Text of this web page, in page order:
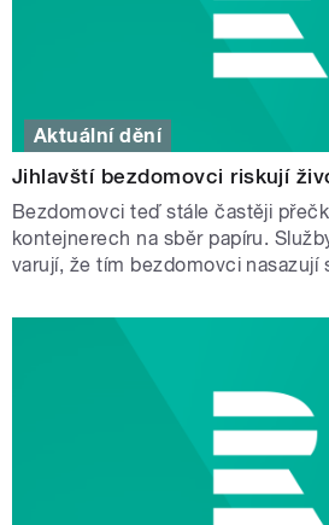
Aktuální dění
Jihlavští bezdomovci riskují
Bezdomovci teď stále častěji
kontejnerech na sběr papíru.
varují, že tím bezdomovci nasazují